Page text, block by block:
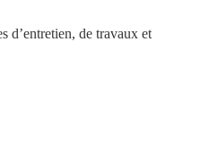
d’entretien, de travaux et